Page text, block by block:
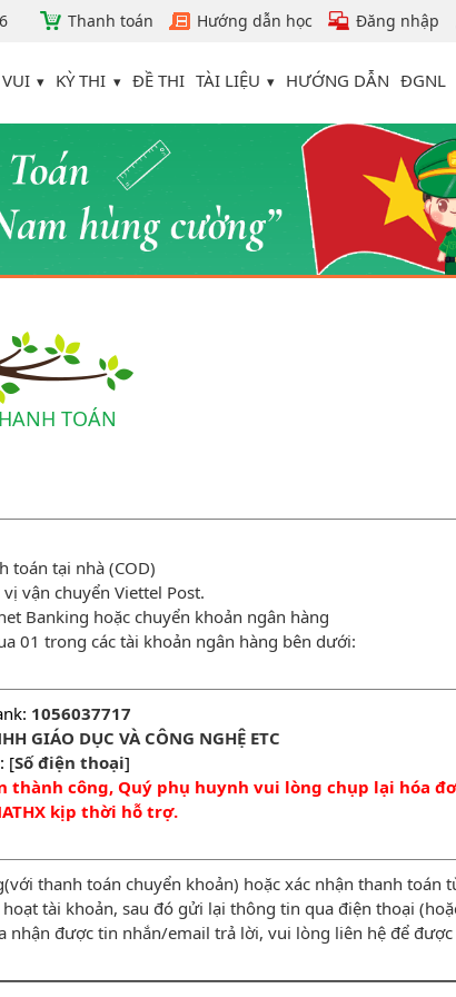
Thanh toán Hướng dẫn học Đăng nhập
KỲ THI ĐỀ THI TÀI LIỆU HƯỚNG DẪN ĐGNL
TOÁN
toán tại nhà (COD)
vận chuyển Viettel Post.
Banking hoặc chuyển khoản ngân hàng
01 trong các tài khoản ngân hàng bên dưới:
1056037717
GIÁO DỤC VÀ CÔNG NGHỆ ETC
[Số điện thoại]
thành công, Quý phụ huynh vui lòng chụp lại hóa
kịp thời hỗ trợ.
thanh toán chuyển khoản) hoặc xác nhận thanh toán
tài khoản, sau đó gửi lại thông tin qua điện thoại
nhận được tin nhắn/email trả lời, vui lòng liên hệ để